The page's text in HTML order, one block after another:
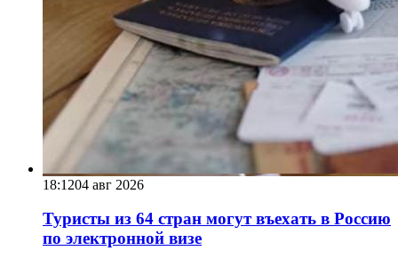
18:1204 авг 2026
Туристы из 64 стран могут въехать в Россию
по электронной визе